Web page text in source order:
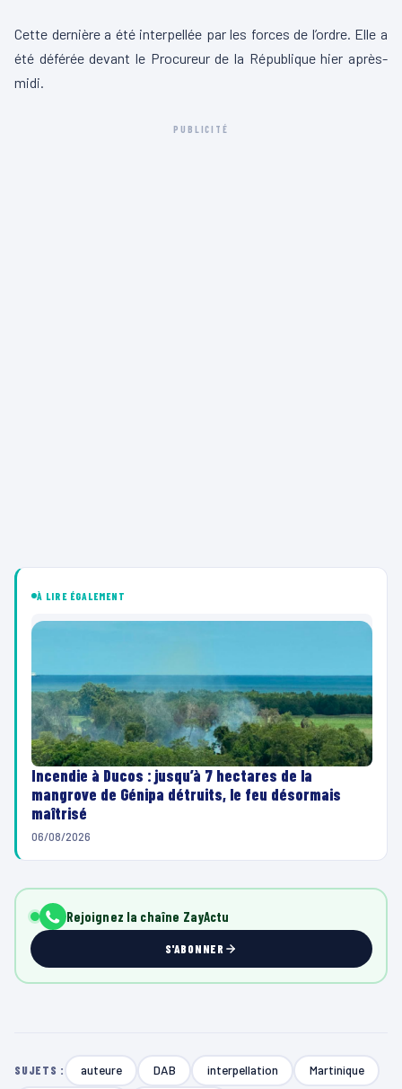
Cette dernière a été interpellée par les forces de l’ordre. Elle a
été déférée devant le Procureur de la République hier après-
midi.
PUBLICITÉ
À LIRE ÉGALEMENT
Incendie à Ducos : jusqu’à 7 hectares de la
mangrove de Génipa détruits, le feu désormais
maîtrisé
06/08/2026
Rejoignez la chaîne ZayActu
S'ABONNER
SUJETS : auteure DAB interpellation Martinique